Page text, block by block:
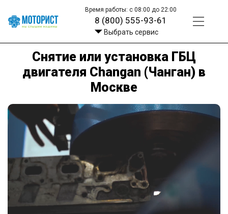
Время работы: с 08:00 до 22:00
8 (800) 555-93-61
Выбрать сервис
Снятие или установка ГБЦ
двигателя Changan (Чанган) в
Москве